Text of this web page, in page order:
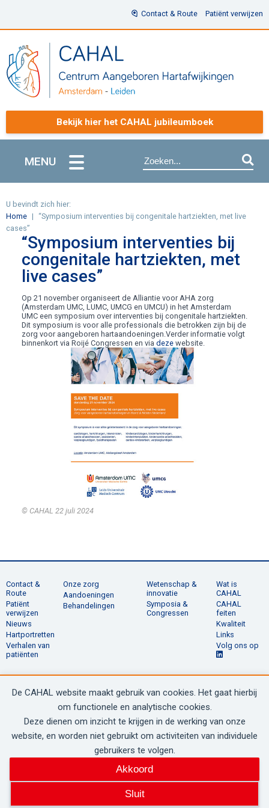
De CAHAL website maakt gebruik van cookies. Het gaat hierbij
om functionele en analytische cookies.
Deze dienen om inzicht te krijgen in de werking van onze
website, en worden niet gebruikt om activiteiten van individuele
gebruikers te volgen.
Akkoord
Sluit
Contact & Route Patiënt verwijzen
Bekijk hier het CAHAL jubileumboek
MENU
U bevindt zich hier:
Home
“Symposium interventies bij congenitale hartziekten, met live
cases”
“Symposium interventies bij
congenitale hartziekten, met
live cases”
Op 21 november organiseert de Alliantie voor AHA zorg
(Amsterdam UMC, LUMC, UMCG en UMCU) in het Amsterdam
UMC een symposium over interventies bij congenitale hartziekten.
Dit symposium is voor alle professionals die betrokken zijn bij de
zorg voor aangeboren hartaandoeningen.Verder informatie volgt
binnenkort via Roijé Congressen en via dezewebsite.
© CAHAL 22 juli 2024
Contact &
Route
Patiënt
verwijzen
Nieuws
Hartportretten
Verhalen van
patiënten
Onze zorg
Aandoeningen
Behandelingen
Wetenschap &
innovatie
Symposia &
Congressen
Wat is
CAHAL
CAHAL
feiten
Kwaliteit
Links
Volg ons op
© 2020 - 2026 CAHAL
SITEMAP